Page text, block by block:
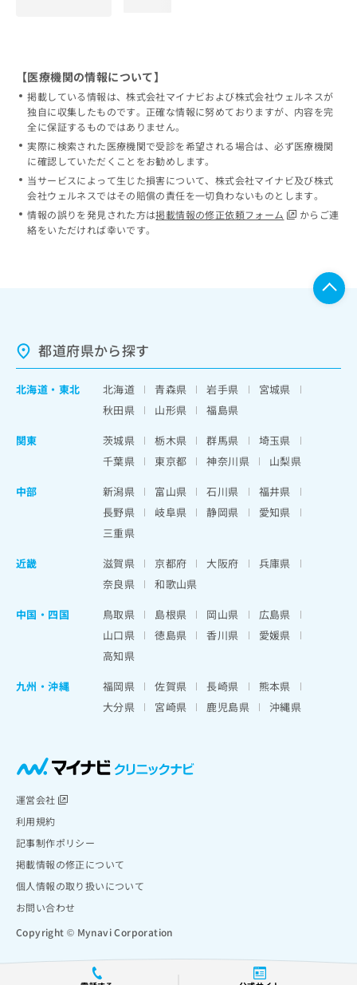
【医療機関の情報について】
掲載している情報は、株式会社マイナビおよび株式会社ウェルネスが
独自に収集したものです。正確な情報に努めておりますが、内容を完
全に保証するものではありません。
実際に検索された医療機関で受診を希望される場合は、必ず医療機関
に確認していただくことをお勧めします。
当サービスによって生じた損害について、株式会社マイナビ及び株式
会社ウェルネスではその賠償の責任を一切負わないものとします。
情報の誤りを発見された方は掲載情報の修正依頼フォーム
からご連
絡をいただければ幸いです。
都道府県から探す
北海道 ・ 東北 北海道 青森県 岩手県
宮城県
秋田県
山形県
福島県
関東
茨城県 栃木県 群馬県
埼玉県
千葉県
東京都 神奈川県
山梨県
中部
新潟県 富山県 石川県
福井県
長野県
岐阜県 静岡県
愛知県
三重県
近畿
滋賀県 京都府 大阪府
兵庫県
奈良県
和歌山県
中国・四国
鳥取県 島根県 岡山県
広島県
山口県
徳島県 香川県
愛媛県
高知県
九州・沖縄
福岡県 佐賀県 長崎県
熊本県
大分県
宮崎県 鹿児島県 沖縄県
運営会社
利用規約
記事制作ポリシー
掲載情報の修正について
個人情報の取り扱いについて
お問い合わせ
Copyright © Mynavi Corporation